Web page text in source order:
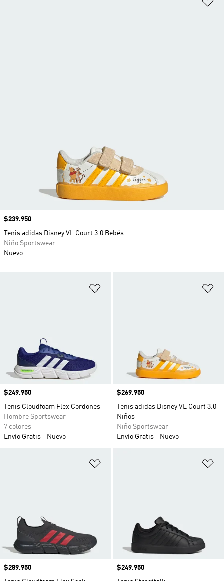
Precio
$249.950
Tenis Cloudfoam Flex Cordones
Hombre Sportswear
7 colores
Envío Gratis
Nuevo
Precio
$269.950
Tenis adidas Disney VL Court 3.0
Niños
Niño Sportswear
Envío Gratis
Nuevo
Precio
$289.950
Precio
$249.950
Precio
$239.950
Tenis adidas Disney VL Court 3.0 Bebés
Niño Sportswear
Nuevo